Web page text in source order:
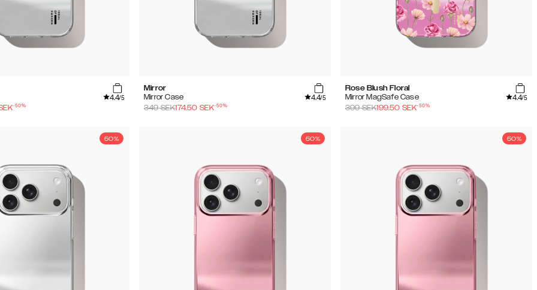
4.4/5
-50%
Mirror
Mirror Case
4.4/5
349SEK174.50 SEK-50%
Rose Blush Floral
Mirror MagSafe Case
4.4/5
399SEK199.50 SEK-50%
50% 50% 50%